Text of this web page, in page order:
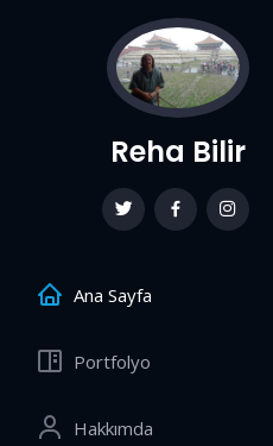
Reha Bilir
Ana Sayfa
Portfolyo
Hakkımda